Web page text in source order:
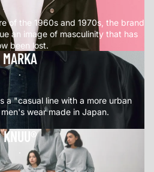
of the 1960s and 1970s, the brand
an image of masculinity that has
been lost.
MARKA
.
a "casual line with a more urban
wear made in Japan.
KNUU®